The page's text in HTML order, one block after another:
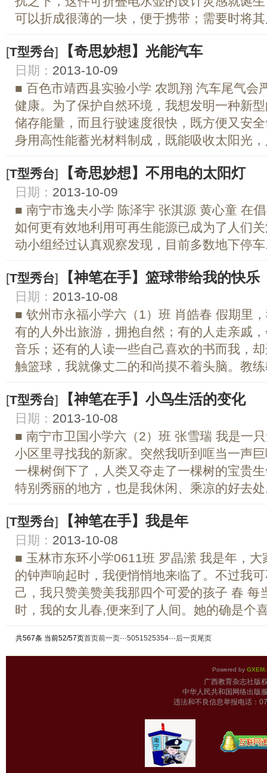
可以折成很薄的一块，便于携带；需要时将
[T型秀台] 【奇思妙想】光能汽车
日期： 2013-10-09
■ 百色市靖西县实验小学 农凯翔 汽车尾气会
健康。为了保护自然环境，我想发明一种新
储存能量，而且行驶速度很快，既方便又安
身用高性能蓄光材料制成，既能吸收太阳光
[T型秀台] 【奇思妙想】不用电的太阳灯
日期： 2013-10-09
■ 南宁市逸夫小学 陈泽宇 张淇源 黄心童 在
如何更有效地利用可再生能源已成为了人们
动小组经过认真观察发现，目前多数地下停
[T型秀台] 【神笔在手】篮球带给我的快乐
日期： 2013-10-08
■ 钦州市永福小学六（1）班 肖皓春 假期里
有的人外出旅游，拥抱自然；有的人走亲戚
音乐；还有的人读一些自己喜欢的书而我，
触篮球，我就像丈二的和尚摸不着头脑。教
[T型秀台] 【神笔在手】小鸟生活的变化
日期： 2013-10-08
■ 南宁市卫国小学六（2）班 张雪瑞 我是一
小区里寻找我的新家。突然我听到哐当一声
一棵树倒下了，人类又夺走了一棵树的宝贵
特别秀丽的地方，也是我休闲、乘凉的好去
[T型秀台] 【神笔在手】我是年
日期： 2013-10-08
■ 玉林市东环小学0611班 罗晶潆 我是年，
的钟声响起时，我便悄悄地来临了。不过我
己，我只赞美赞美我那四个可爱的孩子 春 每
时，我的女儿春,便来到了人间。她的确是个
共567条 当前52/57页首页前一页···5051525354···后一页尾页
Powered by
广西教育杂志
中华人民共和国网络出版
违法和不良信息举报电话：